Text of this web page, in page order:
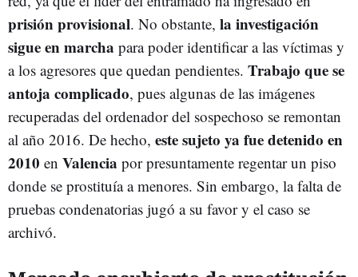
prisión provisional. No obstante, la investigación
sigue en marcha para poder identificar a las víctimas y
a los agresores que quedan pendientes. Trabajo que se
antoja complicado, pues algunas de las imágenes
recuperadas del ordenador del sospechoso se remontan
al año 2016. De hecho, este sujeto ya fue detenido en
2010 en Valencia por presuntamente regentar un piso
donde se prostituía a menores. Sin embargo, la falta de
pruebas condenatorias jugó a su favor y el caso se
archivó.